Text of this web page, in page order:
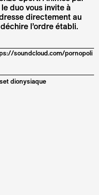
duo vous invite à
directement au
l’ordre établi.
soundcloud.com/pornopoli
dionysiaque